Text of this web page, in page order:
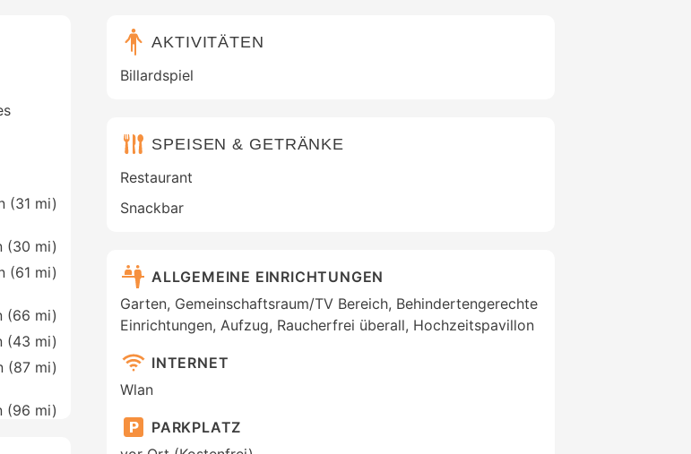
(31 mi)
(30 mi)
(61 mi)
(66 mi)
(43 mi)
(87 mi)
(96 mi)
AKTIVITÄTEN
Billardspiel
SPEISEN & GETRÄNKE
Restaurant
Snackbar
ALLGEMEINE EINRICHTUNGEN
Garten, Gemeinschaftsraum/TV Bereich, Behindertengerechte
Einrichtungen, Aufzug, Raucherfrei überall, Hochzeitspavillon
INTERNET
Wlan
PARKPLATZ